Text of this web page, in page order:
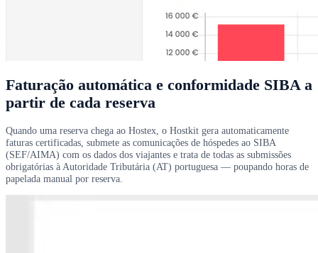
Faturação automática e conformidade SIBA a
partir de cada reserva
Quando uma reserva chega ao Hostex, o Hostkit gera automaticamente
faturas certificadas, submete as comunicações de hóspedes ao SIBA
(SEF/AIMA) com os dados dos viajantes e trata de todas as submissões
obrigatórias à Autoridade Tributária (AT) portuguesa — poupando horas de
papelada manual por reserva.